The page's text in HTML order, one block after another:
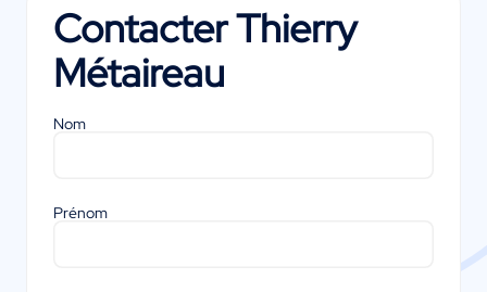
ContacterThierry
Métaireau
Nom
Prénom